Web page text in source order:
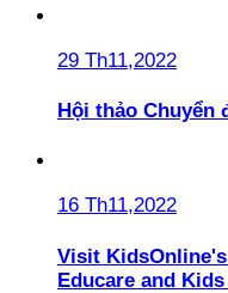
29 Th11,2022
Hội thảo Chuyển
16 Th11,2022
Visit
Educare and